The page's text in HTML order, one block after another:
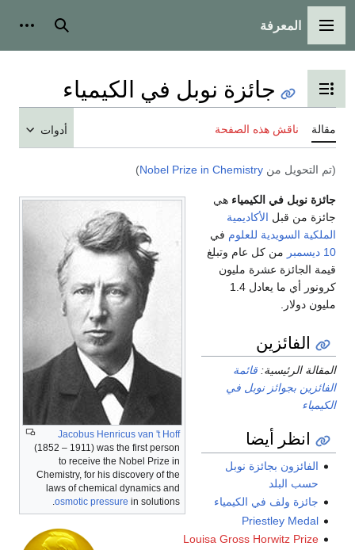
القائمة الرئيسية
المعرفة بحث
تبديل عرض جدول المحتويات
جائزة نوبل في الكيمياء
مقالة ناقش هذه الصفحة أدوات
(تم التحويل من Nobel Prize in Chemistry
)
Jacobus Henricus van 't Hoff
(1852 – 1911) was the first person
to receive the Nobel Prize in
Chemistry, for his discovery of the
laws of chemical dynamics and
osmotic pressure in solutions.
جائزة نوبل في الكيمياء هي
جائزة من قبل الأكاديمية
الملكية السويدية للعلوم في
10 ديسمبر
من كل عام وتبلغ
قيمة الجائزة عشرة مليون
كرونور أي ما يعادل 1.4
مليون دولار.
الفائزين
المقالة الرئيسية: قائمة
الفائزين بجوائز نوبل في
الكيمياء
انظر أيضا
الفائزون بجائزة نوبل
حسب البلد
جائزة ولف في الكيمياء
Priestley Medal
Louisa Gross Horwitz Prize